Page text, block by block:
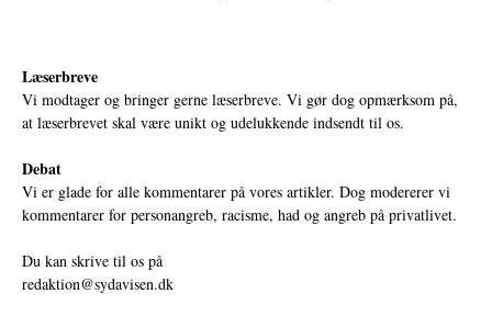
Læserbreve
Vi modtager og bringer gerne læserbreve. Vi gør dog opmærksom på,
at læserbrevet skal være unikt og udelukkende indsendt til os.
Debat
Vi er glade for alle kommentarer på vores artikler. Dog modererer vi
kommentarer for personangreb, racisme, had og angreb på privatlivet.
Du kan skrive til os på
redaktion@sydavisen.dk